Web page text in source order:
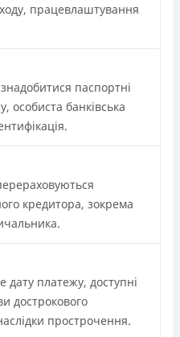
працевлаштування
паспортні
особиста банківська
кредитора, зокрема
платежу, доступні
дострокового
прострочення.